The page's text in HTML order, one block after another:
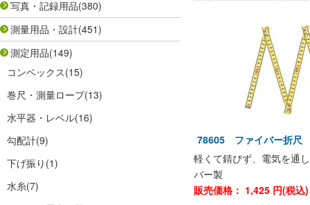
写真・記録用品(380)
測量用品・設計(451)
測定用品(149)
コンベックス(15)
巻尺・測量ロープ(13)
水平器・レベル(16)
勾配計(9)
下げ振り (1)
水糸(7)
78605 ファイバー折
軽くて錆びず、電気を通
バー製
販売価格： 1,425 円(税